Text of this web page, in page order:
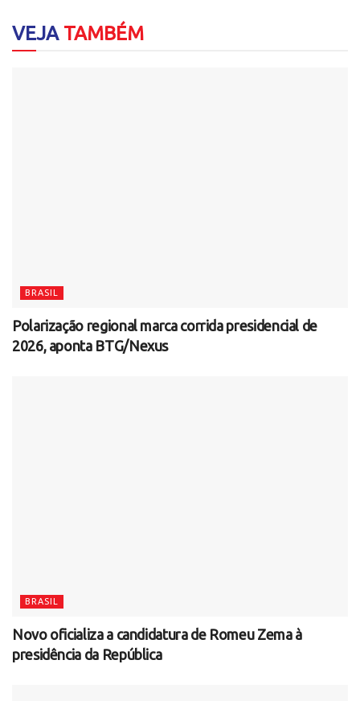
VEJATAMBÉM
BRASIL
Polarização regional marca corrida presidencial de
2026, aponta BTG/Nexus
BRASIL
Novo oficializa a candidatura de Romeu Zema à
presidência da República